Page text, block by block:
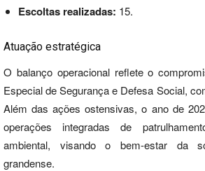
Escoltas realizadas: 15.
Atuação estratégica
O balanço operacional reflete o
Especial de Segurança e Defesa Social,
Além das ações ostensivas, o ano de
operações integradas de
ambiental, visando o bem-estar da
grandense.